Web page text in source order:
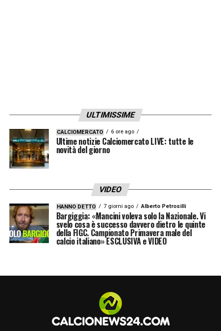
ULTIMISSIME
CALCIOMERCATO 6 ore ago
Ultime notizie Calciomercato LIVE: tutte le
novità del giorno
VIDEO
HANNO DETTO 7 giorni ago Alberto Petrosilli
Bargiggia: «Mancini voleva solo la Nazionale. Vi
svelo cosa è successo davvero dietro le quinte
della FIGC. Campionato Primavera male del
calcio italiano» ESCLUSIVA e VIDEO